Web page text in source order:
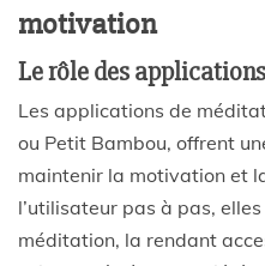
motivation
Le rôle des
Les applications de
ou Petit Bambou, offrent
maintenir la motivation et
l’utilisateur pas à pas,
méditation, la rendant